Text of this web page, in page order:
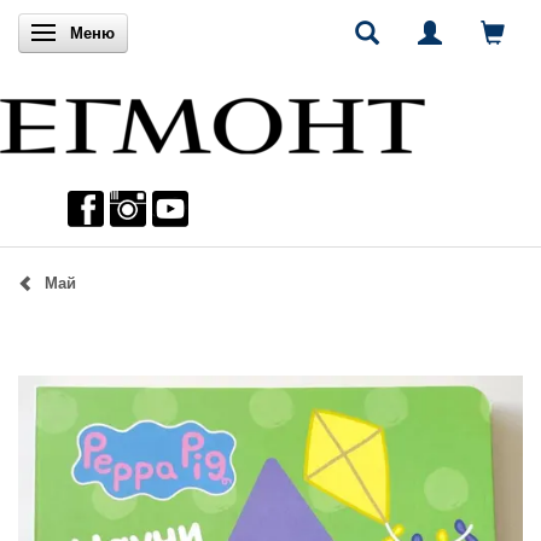
Включи навигацията
Меню
Май